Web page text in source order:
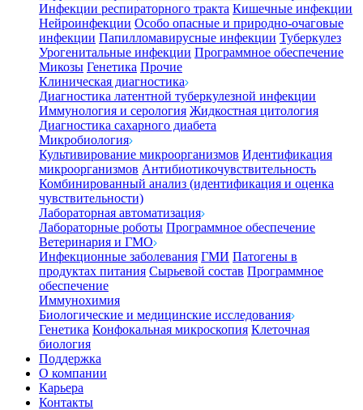
Инфекции респираторного тракта Кишечные инфекции
Нейроинфекции Особо опасные и природно-очаговые
инфекции Папилломавирусные инфекции Туберкулез
Урогенитальные инфекции Программное обеспечение
Микозы Генетика Прочие
Клиническая диагностика
Диагностика латентной туберкулезной инфекции
Иммунология и серология Жидкостная цитология
Диагностика сахарного диабета
Микробиология
Культивирование микроорганизмов Идентификация
микроорганизмов Антибиотикочувствительность
Комбинированный анализ (идентификация и оценка
чувствительности)
Лабораторная автоматизация
Лабораторные роботы Программное обеспечение
Ветеринария и ГМО
Инфекционные заболевания ГМИ Патогены в
продуктах питания Сырьевой состав Программное
обеспечение
Иммунохимия
Биологические и медицинские исследования
Генетика Конфокальная микроскопия Клеточная
биология
Поддержка
О компании
Карьера
Контакты